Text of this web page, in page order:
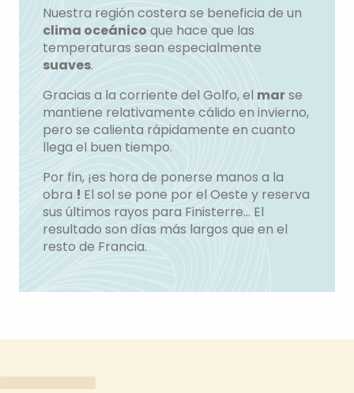
Nuestra región costera se beneficia de un
clima oceánico que hace que las
temperaturas sean especialmente
suaves.
Gracias a la corriente del Golfo, el marse
mantiene relativamente cálido en invierno,
pero se calienta rápidamente en cuanto
llega el buen tiempo.
Por fin, ¡es hora de ponerse manos a la
obra ! El sol se pone por el Oeste y reserva
sus últimos rayos para Finisterre… El
resultado son días más largos que en el
resto de Francia.